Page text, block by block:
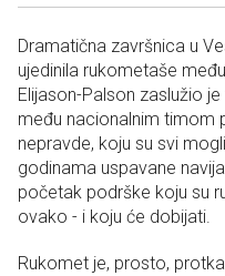
Dramatična završnica u
ujedinila rukometaše
Elijason-Palson zaslužio
među nacionalnim timom
nepravde, koju su svi
godinama uspavane
početak podrške koju su
ovako - i koju će dobijati.
Rukomet je, prosto,